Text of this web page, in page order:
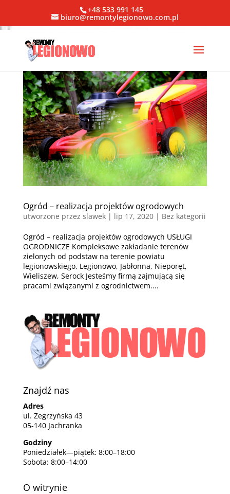
+48 533 991 145
biuro@remontylegionowo.com.pl
Ogród – realizacja projektów ogrodowych
utworzone przez slawek| lip 17, 2020| Bez kategorii
Ogród – realizacja projektów ogrodowych USŁUGI
OGRODNICZE Kompleksowe zakładanie terenów
zielonych od podstaw na terenie powiatu
legionowskiego, Legionowo, Jabłonna, Nieporęt,
Wieliszew, Serock Jesteśmy firmą zajmującą się
pracami związanymi z ogrodnictwem....
Znajdź nas
Adres
ul. Zegrzyńska 43
05-140 Jachranka
Godziny
Poniedziałek—piątek: 8:00–18:00
Sobota: 8:00–14:00
O witrynie